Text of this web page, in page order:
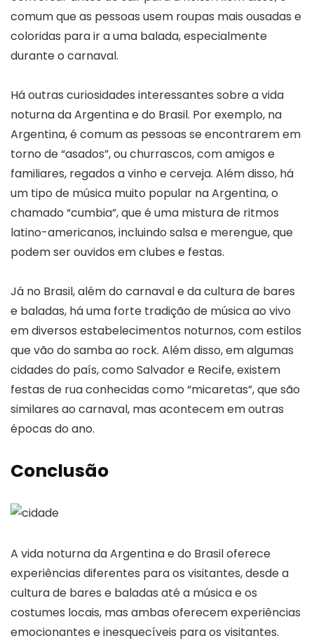
comum que as pessoas usem roupas mais ousadas e
coloridas para ir a uma balada, especialmente
durante o carnaval.
Há outras curiosidades interessantes sobre a vida
noturna da Argentina e do Brasil. Por exemplo, na
Argentina, é comum as pessoas se encontrarem em
torno de “asados”, ou churrascos, com amigos e
familiares, regados a vinho e cerveja. Além disso, há
um tipo de música muito popular na Argentina, o
chamado “cumbia”, que é uma mistura de ritmos
latino-americanos, incluindo salsa e merengue, que
podem ser ouvidos em clubes e festas.
Já no Brasil, além do carnaval e da cultura de bares
e baladas, há uma forte tradição de música ao vivo
em diversos estabelecimentos noturnos, com estilos
que vão do samba ao rock. Além disso, em algumas
cidades do país, como Salvador e Recife, existem
festas de rua conhecidas como “micaretas”, que são
similares ao carnaval, mas acontecem em outras
épocas do ano.
Conclusão
A vida noturna da Argentina e do Brasil oferece
experiências diferentes para os visitantes, desde a
cultura de bares e baladas até a música e os
costumes locais, mas ambas oferecem experiências
emocionantes e inesquecíveis para os visitantes.